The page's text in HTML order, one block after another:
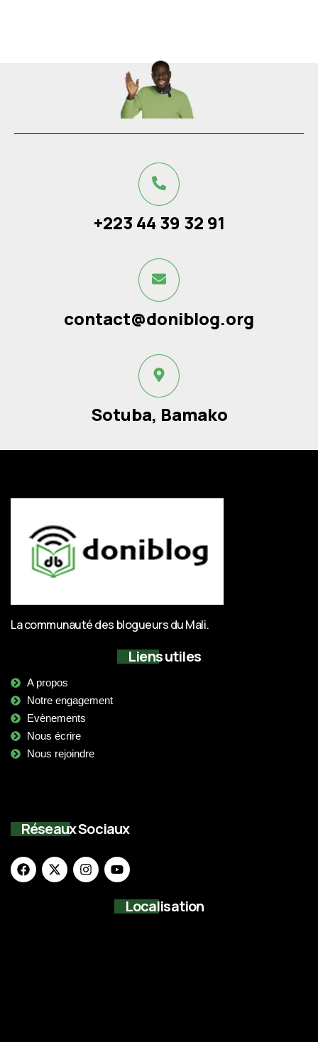
+223 44 39 32 91
contact@doniblog.org
Sotuba, Bamako
La communauté des blogueurs du Mali.
Liens utiles
A propos
Notre engagement
Evènements
Nous écrire
Nous rejoindre
Réseaux Sociaux
Localisation